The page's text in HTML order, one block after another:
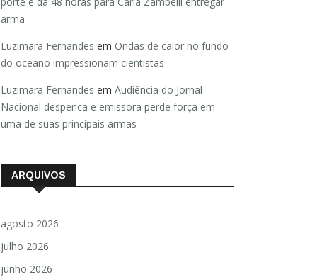
arma
Luzimara Fernandes em Ondas de calor no fundo
do oceano impressionam cientistas
Luzimara Fernandes em Audiência do Jornal
Nacional despenca e emissora perde força em
uma de suas principais armas
ARQUIVOS
agosto 2026
julho 2026
junho 2026